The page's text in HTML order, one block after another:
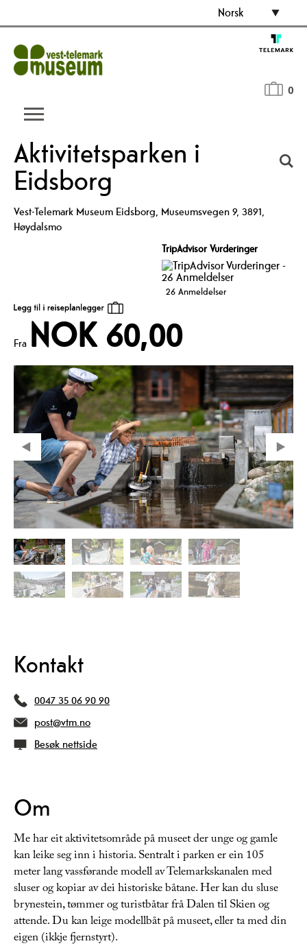
Norsk
0
Aktivitetsparken i
Eidsborg
Vest-Telemark Museum Eidsborg, Museumsvegen 9, 3891,
Høydalsmo
TripAdvisor Vurderinger
26 Anmeldelser
Fra NOK 60,00
Kontakt
0047 35 06 90 90
post@vtm.no
Besøk nettside
Om
Me har eit aktivitetsområde på museet der unge og gamle
kan leike seg inn i historia. Sentralt i parken er ein 105
meter lang vassførande modell av Telemarkskanalen med
sluser og kopiar av dei historiske båtane. Her kan du sluse
brynestein, tømmer og turistbåtar frå Dalen til Skien og
attende. Du kan leige modellbåt på museet, eller ta med din
eigen (ikkje fjernstyrt).